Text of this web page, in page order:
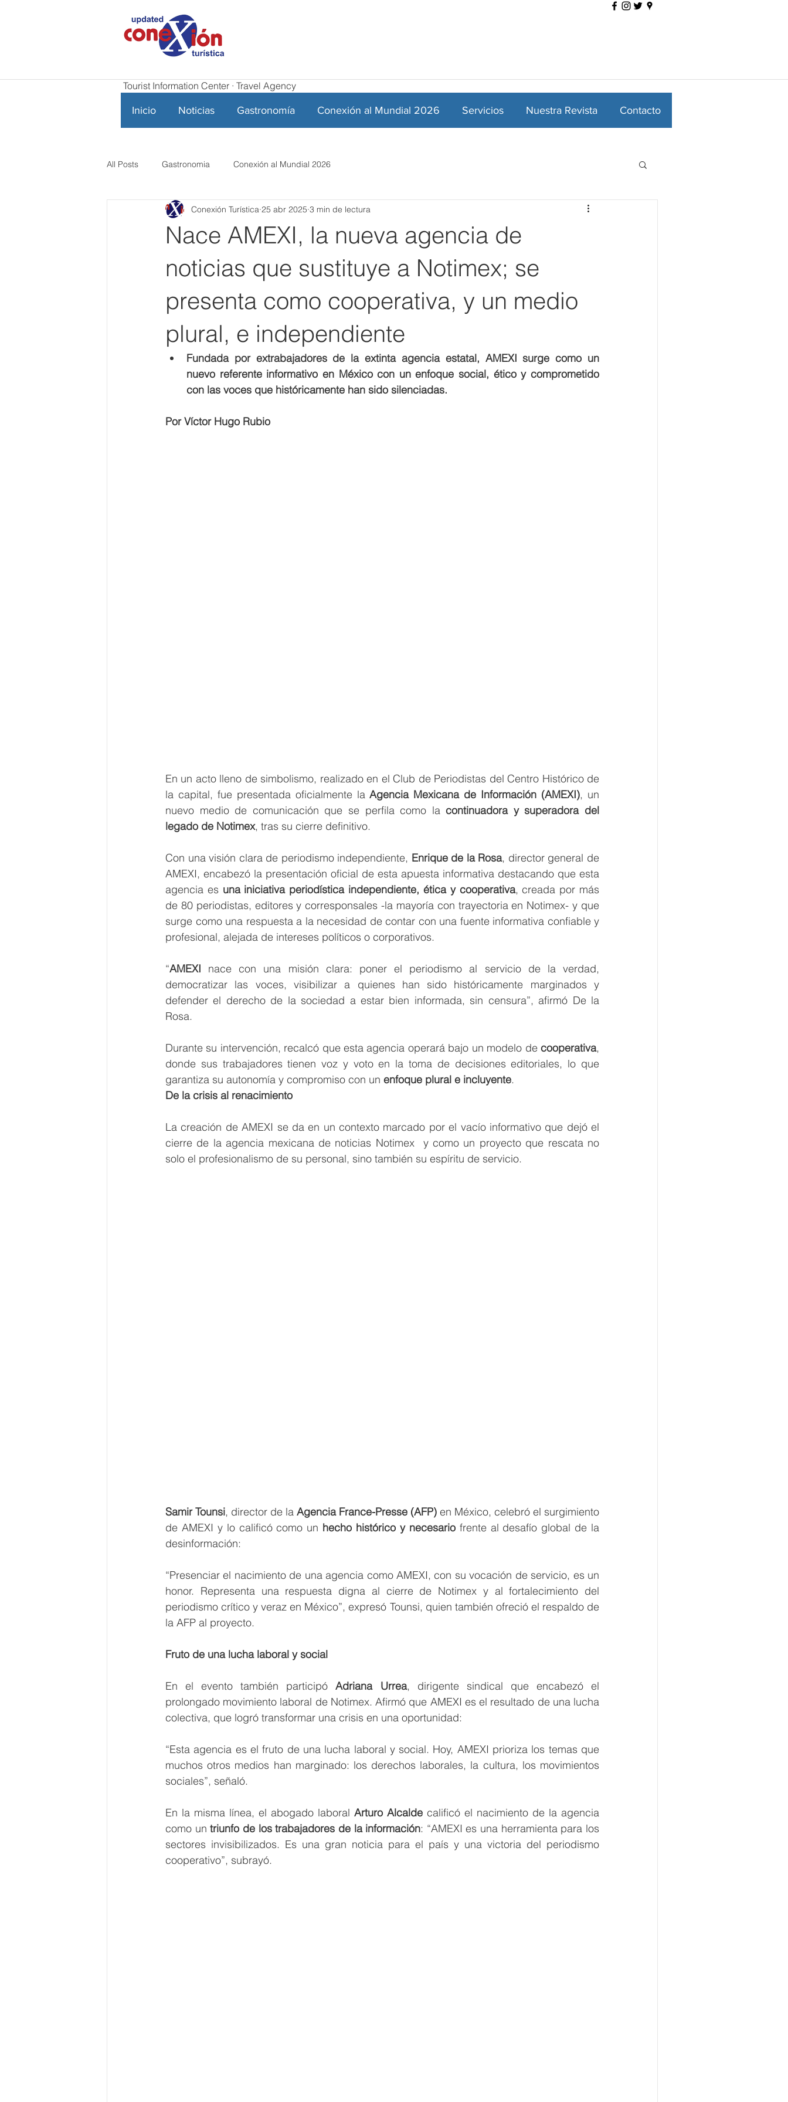
Tourist Information Center · Travel Agency
Inicio Noticias Gastronomía Conexión al Mundial 2026 Servicios Nuestra Revista Contacto
All Posts Gastronomia Conexión al Mundial 2026
Nace AMEXI, la nueva agencia de
noticias que sustituye a Notimex; se
presenta como cooperativa, y un medio
plural, e independiente
Conexión Turística 25 abr 2025 3 min de lectura
Fundada por extrabajadores de la extinta agencia estatal, AMEXI surge como un
nuevo referente informativo en México con un enfoque social, ético y comprometido
con las voces que históricamente han sido silenciadas.
Por Víctor Hugo Rubio
En un acto lleno de simbolismo, realizado en el Club de Periodistas del Centro Histórico de
la capital, fue presentada oficialmente la Agencia Mexicana de Información (AMEXI), un
nuevo medio de comunicación que se perfila como la continuadora y superadora del
legado de Notimex, tras su cierre definitivo.
Con una visión clara de periodismo independiente, Enrique de la Rosa, director general de
AMEXI, encabezó la presentación oficial de esta apuesta informativa destacando que esta
agencia es una iniciativa periodística independiente, ética y cooperativa, creada por más
de 80 periodistas, editores y corresponsales -la mayoría con trayectoria en Notimex- y que
surge como una respuesta a la necesidad de contar con una fuente informativa confiable y
profesional, alejada de intereses políticos o corporativos.
“AMEXI nace con una misión clara: poner el periodismo al servicio de la verdad,
democratizar las voces, visibilizar a quienes han sido históricamente marginados y
defender el derecho de la sociedad a estar bien informada, sin censura”, afirmó De la
Rosa.
Durante su intervención, recalcó que esta agencia operará bajo un modelo de cooperativa,
donde sus trabajadores tienen voz y voto en la toma de decisiones editoriales, lo que
garantiza su autonomía y compromiso con un enfoque plural e incluyente.
De la crisis al renacimiento
La creación de AMEXI se da en un contexto marcado por el vacío informativo que dejó el
cierre de la agencia mexicana de noticias Notimex  y como un proyecto que rescata no
solo el profesionalismo de su personal, sino también su espíritu de servicio.
Samir Tounsi, director de la Agencia France-Presse (AFP) en México, celebró el surgimiento
de AMEXI y lo calificó como un hecho histórico y necesario frente al desafío global de la
desinformación:
“Presenciar el nacimiento de una agencia como AMEXI, con su vocación de servicio, es un
honor. Representa una respuesta digna al cierre de Notimex y al fortalecimiento del
periodismo crítico y veraz en México”, expresó Tounsi, quien también ofreció el respaldo de
la AFP al proyecto.
Fruto de una lucha laboral y social
En el evento también participó Adriana Urrea, dirigente sindical que encabezó el
prolongado movimiento laboral de Notimex. Afirmó que AMEXI es el resultado de una lucha
colectiva, que logró transformar una crisis en una oportunidad:
“Esta agencia es el fruto de una lucha laboral y social. Hoy, AMEXI prioriza los temas que
muchos otros medios han marginado: los derechos laborales, la cultura, los movimientos
sociales”, señaló.
En la misma línea, el abogado laboral Arturo Alcalde calificó el nacimiento de la agencia
como un triunfo de los trabajadores de la información: “AMEXI es una herramienta para los
sectores invisibilizados. Es una gran noticia para el país y una victoria del periodismo
cooperativo”, subrayó.